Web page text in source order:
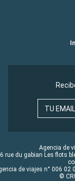
TU EMAIL
Agencia de
rue du gabian Les flots
de viajes n° 006
©